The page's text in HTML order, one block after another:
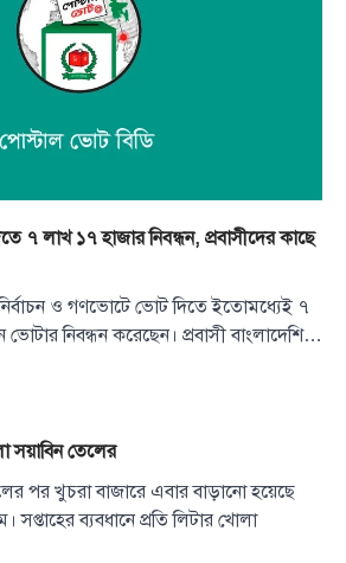
৭ লাখ ১৭ হাজার নিবন্ধন, প্রবাসীদের কাছে
ও গণভোটে ভোট দিতে ইতোমধ্যেই ৭
নিবন্ধন করেছেন। প্রবাসী বাংলাদেশি…
সয়াবিন তেলের
পর খুচরা বাজারে এবার বাড়ানো হয়েছে
ব্যবধানে প্রতি লিটার খোলা